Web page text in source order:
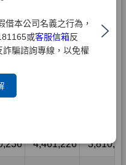
借本公司名義之行為，
或客服信箱反
騙諮詢專線，以免權